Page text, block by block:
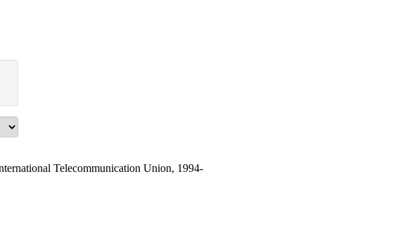
Telecommunication Union, 1994-